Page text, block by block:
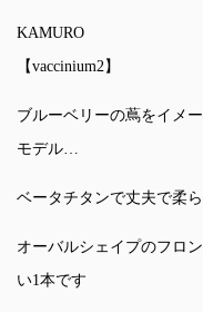
KAMURO
【vaccinium2】
ブルーベリーの蔦をイメ
モデル…
ベータチタンで丈夫で柔
オーバルシェイプのフロ
い1本です